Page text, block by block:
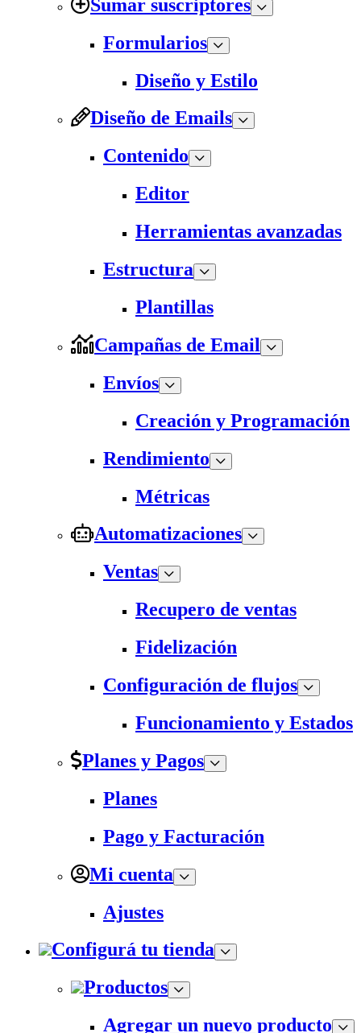
Sumar suscriptores
Formularios
Diseño y Estilo
Diseño de Emails
Contenido
Editor
Herramientas avanzadas
Estructura
Plantillas
Campañas de Email
Envíos
Creación y Programación
Rendimiento
Métricas
Automatizaciones
Ventas
Recupero de ventas
Fidelización
Configuración de flujos
Funcionamiento y Estados
Planes y Pagos
Planes
Pago y Facturación
Mi cuenta
Ajustes
Configurá tu tienda
Productos
Agregar un nuevo producto